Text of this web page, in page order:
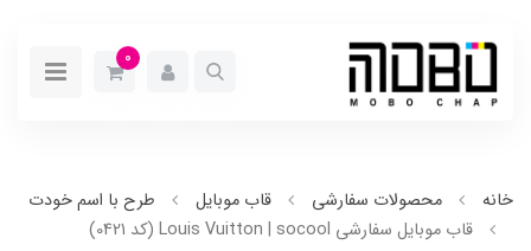
0
خانه محصولات سفارشی قاب موبایل
طرح با اسم خودت
قاب موبایل سفارشی Louis Vuitton | socool (کد 0421)